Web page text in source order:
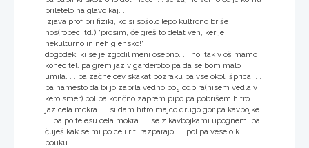
priletelo na glavo kaj. . .
izjava prof pri fiziki, ko si sošolc lepo kultrono briše
nos(robec itd.):"prosim, če greš to delat ven, ker je
nekulturno in nehigiensko!"
dogodek, ki se je zgodil meni osebno. . . no, tak v oš mamo
konec tel. pa grem jaz v garderobo pa da se bom malo
umila. . . pa začne cev skakat pozraku pa vse okoli šprica. . .
pa namesto da bi jo zaprla vedno bolj odpira(nisem vedla v
kero smer) pol pa končno zaprem pipo pa pobrišem hitro. . .
jaz cela mokra. . . si dam hitro majco drugo gor pa kavbojke.
. . pa po telesu cela mokra. . . se z kavbojkami upognem, pa
čuješ kak se mi po celi riti razparajo. . . pol pa veselo k
pouku. . .